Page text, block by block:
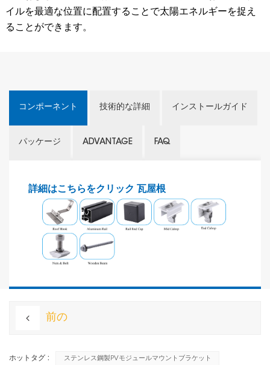
イルを最適な位置に配置することで太陽エネルギーを捉え
ることができます。
コンポーネント 技術的な詳細 インストールガイド
パッケージ ADVANTAGE FAQ
詳細はこちらをクリック 瓦屋根
前の
ホットタグ : ステンレス鋼製PVモジュールマウントブラケット